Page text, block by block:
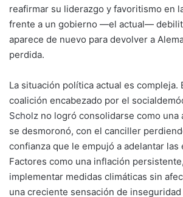
reafirmar su liderazgo y favoritismo en
frente a un gobierno —el actual—
aparece de nuevo para devolver a
perdida.
La situación política actual es compleja.
coalición encabezado por el
Scholz no logró consolidarse como
se desmoronó, con el canciller
confianza que le empujó a adelantar las
Factores como una inflación
implementar medidas climáticas sin
una creciente sensación de inseguridad